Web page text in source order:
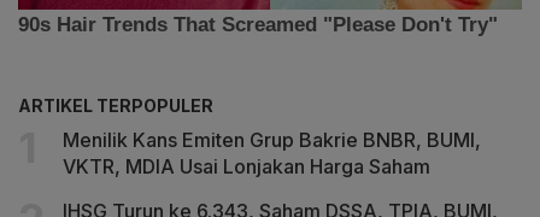
ARTIKEL TERPOPULER
Menilik Kans Emiten Grup Bakrie BNBR, BUMI,
VKTR, MDIA Usai Lonjakan Harga Saham
IHSG Turun ke 6.343, Saham DSSA, TPIA, BUMI,